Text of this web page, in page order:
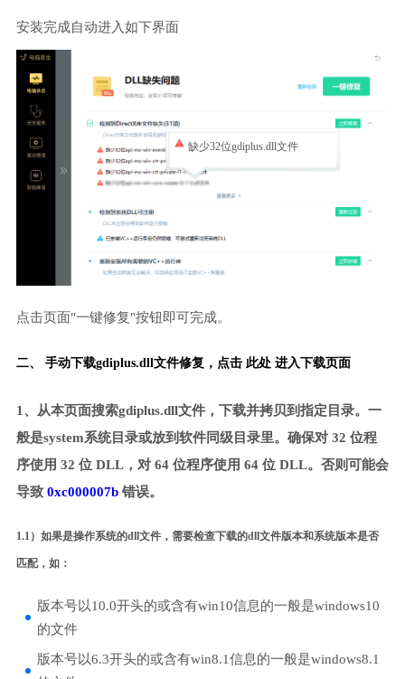
安装完成自动进入如下界面
缺少32位gdiplus.dll文件
点击页面"一键修复"按钮即可完成。
二、 手动下载gdiplus.dll文件修复， 点击 此处 进入下载页面
1、从本页面搜索gdiplus.dll文件，下载并拷贝到指定目录。一
般是system系统目录或放到软件同级目录里。确保对 32 位程
序使用 32 位 DLL，对 64 位程序使用 64 位 DLL。否则可能会
导致 0xc000007b错误。
1.1）如果是操作系统的dll文件，需要检查下载的dll文件版本和系统版本是否
匹配，如：
版本号以10.0开头的或含有win10信息的一般是windows10
的文件
版本号以6.3开头的或含有win8.1信息的一般是windows8.1